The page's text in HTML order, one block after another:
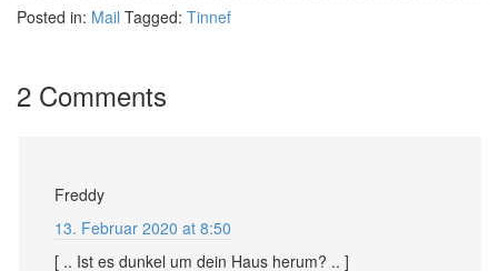
Posted in: Mail Tagged: Tinnef
2 Comments
Freddy
13. Februar 2020 at 8:50
[ .. Ist es dunkel um dein Haus herum? .. ]